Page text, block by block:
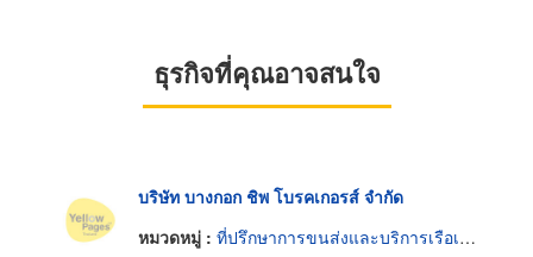
ธุรกิจที่คุณอาจสนใจ
บริษัท บางกอก ชิพ โบรคเกอรส์ จำกัด
หมวดหมู่ : ที่ปรึกษาการขนส่งและบริการเรือเดินทะเล